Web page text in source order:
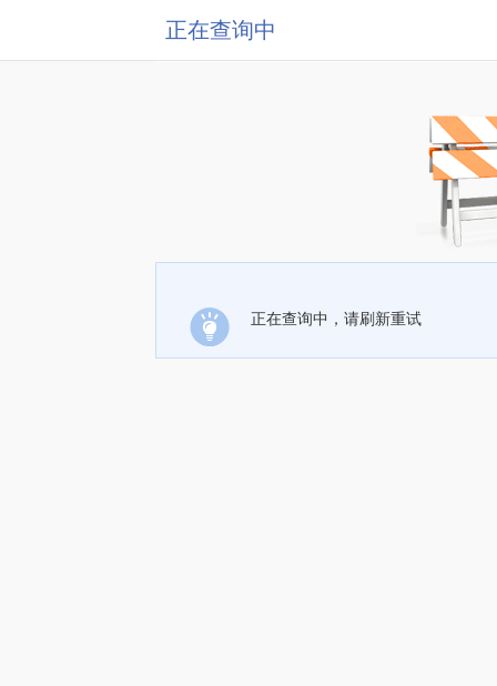
正在查询中
正在查询中，请刷新重试